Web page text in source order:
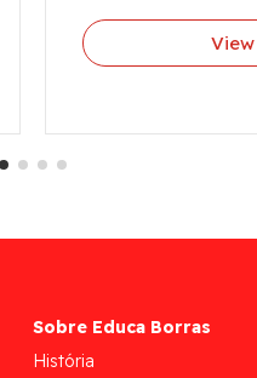
View
Sobre Educa Borras
História